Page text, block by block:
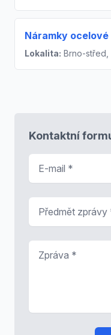
Náramky ocelové
Lokalita: Brno-střed,
Kontaktní